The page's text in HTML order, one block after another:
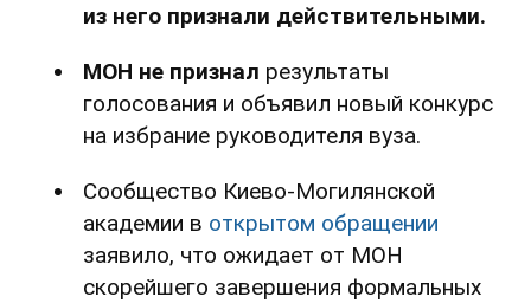
из него признали действительными.
МОН не признал результаты
голосования и объявил новый конкурс
на избрание руководителя вуза.
Сообщество Киево-Могилянской
академии в открытом обращении
заявило, что ожидает от МОН
скорейшего завершения формальных